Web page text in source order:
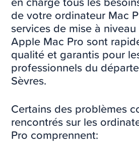
de votre ordinateur Mac
services de mise à
Apple Mac Pro sont
qualité et garantis pour
professionnels du
Sèvres.
Certains des problèmes
rencontrés sur les
Pro comprennent: